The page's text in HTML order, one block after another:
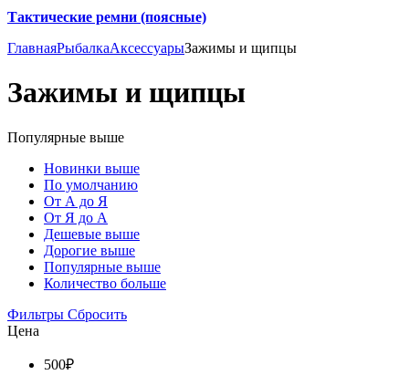
Тактические ремни (поясные)
ГлавнаяРыбалкаАксессуарыЗажимы и щипцы
Зажимы и щипцы
Популярные выше
Новинки выше
По умолчанию
От А до Я
От Я до А
Дешевые выше
Дорогие выше
Популярные выше
Количество больше
Фильтры Сбросить
Цена
500₽